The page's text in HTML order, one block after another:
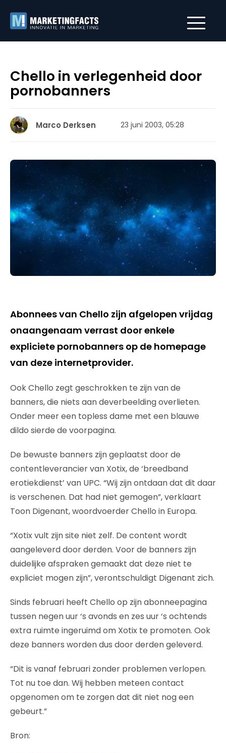
Chello in verlegenheid door
pornobanners
Marco Derksen 23 juni 2003, 05:28
Abonnees van Chello zijn afgelopen vrijdag
onaangenaam verrast door enkele
expliciete pornobanners op de homepage
van deze internetprovider.
Ook Chello zegt geschrokken te zijn van de
banners, die niets aan deverbeelding overlieten.
Onder meer een topless dame met een blauwe
dildo sierde de voorpagina.
De bewuste banners zijn geplaatst door de
contentleverancier van Xotix, de ‘breedband
erotiekdienst’ van UPC. “Wij zijn ontdaan dat dit daar
is verschenen. Dat had niet gemogen”, verklaart
Toon Digenant, woordvoerder Chello in Europa.
“Xotix vult zijn site niet zelf. De content wordt
aangeleverd door derden. Voor de banners zijn
duidelijke afspraken gemaakt dat deze niet te
expliciet mogen zijn”, verontschuldigt Digenant zich.
Sinds februari heeft Chello op zijn abonneepagina
tussen negen uur ‘s avonds en zes uur ‘s ochtends
extra ruimte ingeruimd om Xotix te promoten. Ook
deze banners worden dus door derden geleverd.
“Dit is vanaf februari zonder problemen verlopen.
Tot nu toe dan. Wij hebben meteen contact
opgenomen om te zorgen dat dit niet nog een
gebeurt.”
Bron: